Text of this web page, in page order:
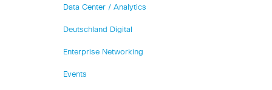
Data Center / Analytics
Deutschland Digital
Enterprise Networking
Events